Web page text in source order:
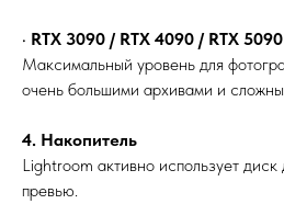
• RTX 3090 / RTX 4090 / RTX 5090
Максимальный уровень для
очень большими архивами и
4. Накопитель
Lightroom активно использует диск
превью.